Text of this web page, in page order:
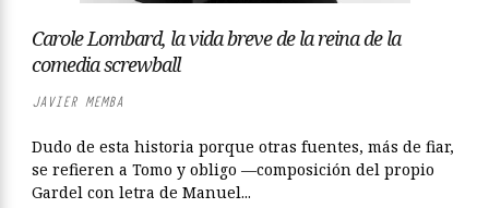
Carole Lombard, la vida breve de la reina de la
comedia screwball
JAVIER MEMBA
Dudo de esta historia porque otras fuentes, más de fiar,
se refieren a Tomo y obligo —composición del propio
Gardel con letra de Manuel...